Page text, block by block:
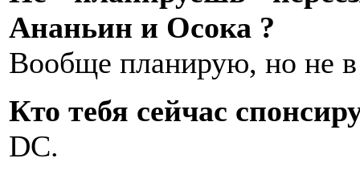
Ананьин и Осока ?
Вообще планирую, но не
Кто тебя сейчас
DC.